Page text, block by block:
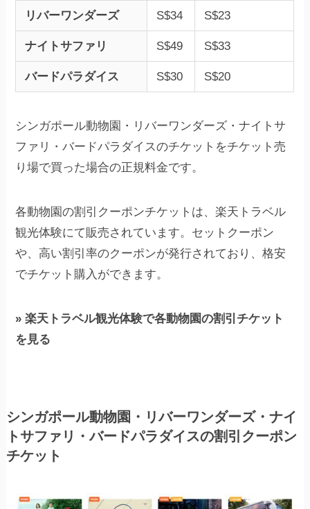
リバーワンダーズ S$34 S$23
ナイトサファリ S$49 S$33
バードパラダイス S$30 S$20
シンガポール動物園・リバーワンダーズ・ナイトサ
ファリ・バードパラダイスのチケットをチケット売
り場で買った場合の正規料金です。
各動物園の割引クーポンチケットは、楽天トラベル
観光体験にて販売されています。セットクーポン
や、高い割引率のクーポンが発行されており、格安
でチケット購入ができます。
» 楽天トラベル観光体験で各動物園の割引チケット
を見る
シンガポール動物園・リバーワンダーズ・ナイ
トサファリ・バードパラダイスの割引クーポン
チケット